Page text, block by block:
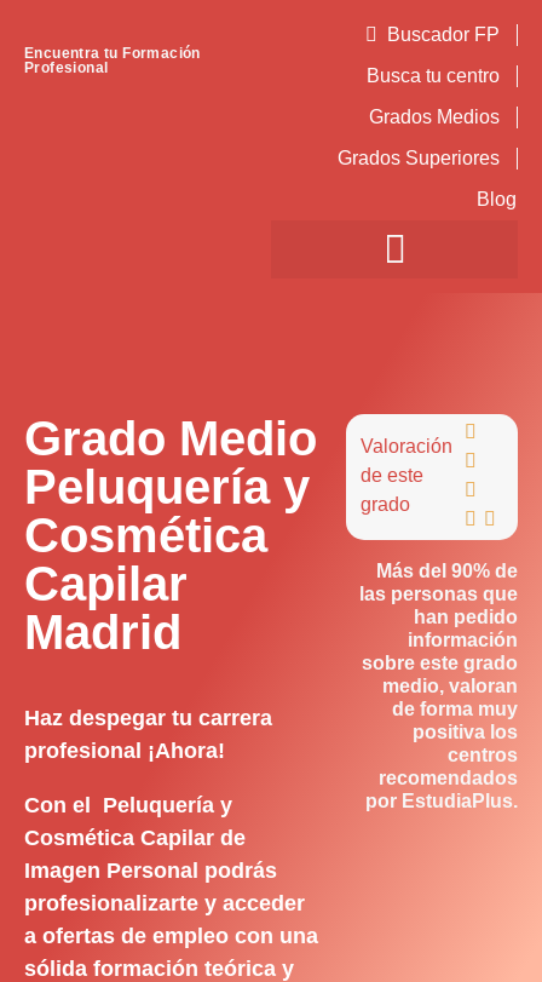
Encuentra tu Formación
Profesional
Buscador FP
Busca tu centro
Grados Medios
Grados Superiores
Blog
Grado Medio
Peluquería y
Cosmética
Capilar
Madrid
Haz despegar tu carrera
profesional ¡Ahora!
Con el Peluquería y
Cosmética Capilar de
Imagen Personal podrás
profesionalizarte y acceder
a ofertas de empleo con una
sólida formación teórica y
Valoración
de este
grado



 
Más del 90% de
las personas que
han pedido
información
sobre este grado
medio, valoran
de forma muy
positiva los
centros
recomendados
por EstudiaPlus.